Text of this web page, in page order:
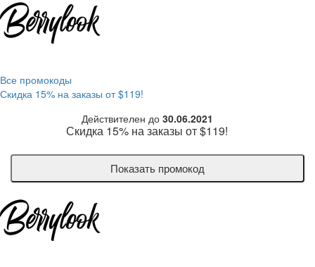
Все промокоды
Скидка 15% на заказы от $119!
Действителен до 30.06.2021
Скидка 15% на заказы от $119!
Показать промокод